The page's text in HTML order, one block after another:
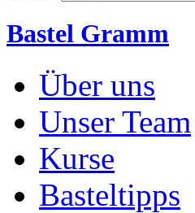
Bastel Gramm
Über uns
Unser Team
Kurse
Basteltipps